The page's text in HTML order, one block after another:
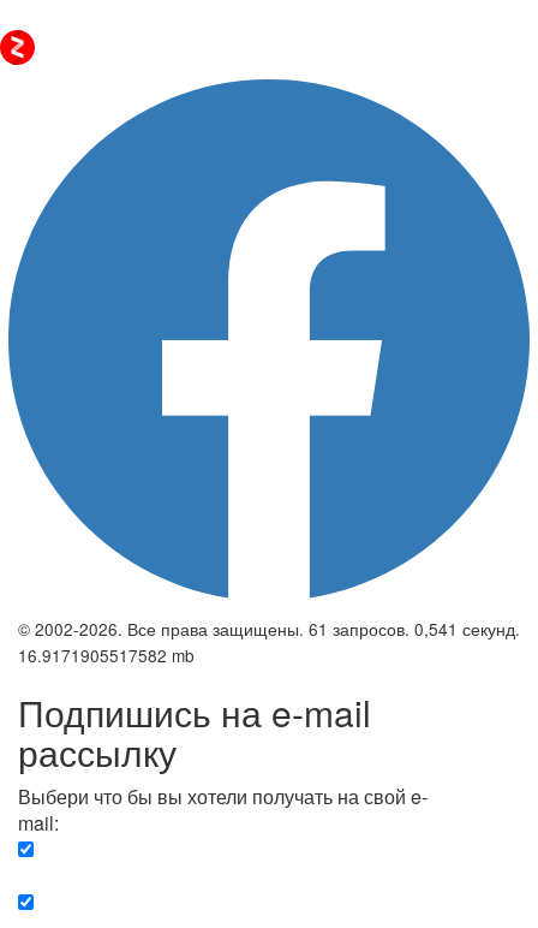
© 2002-2026. Все права защищены. 61 запросов. 0,541 секунд.
16.9171905517582 mb
Подпишись на e-mail
рассылку
Выбери что бы вы хотели получать на свой e-
mail: